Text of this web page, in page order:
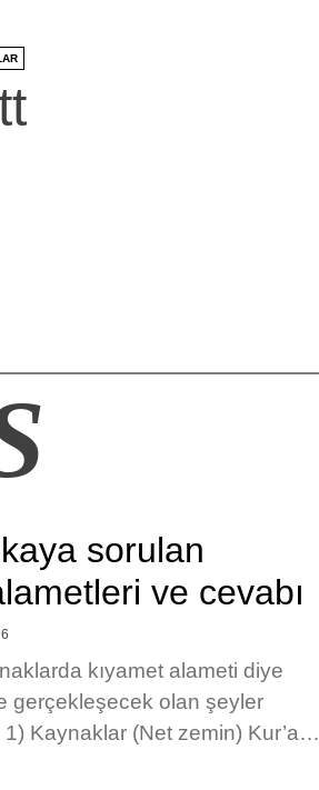
sorulan
ve cevabı
kıyamet alameti diye
gerçekleşecek olan şeyler
Kaynaklar (Net zemin) Kur’an-